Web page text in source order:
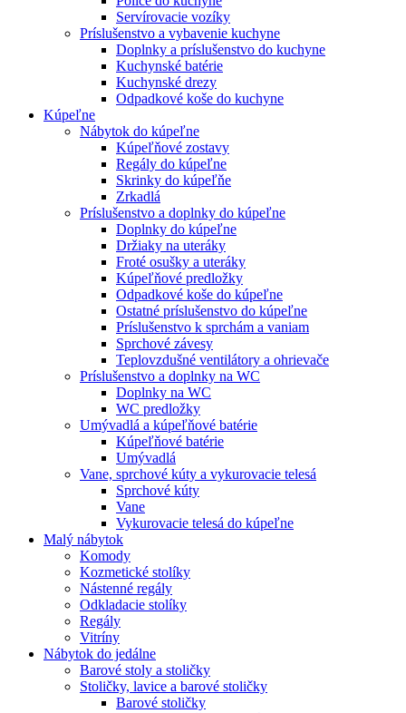
Servírovacie vozíky
Príslušenstvo a vybavenie kuchyne
Doplnky a príslušenstvo do kuchyne
Kuchynské batérie
Kuchynské drezy
Odpadkové koše do kuchyne
Kúpeľne
Nábytok do kúpeľne
Kúpeľňové zostavy
Regály do kúpeľne
Skrinky do kúpeľňe
Zrkadlá
Príslušenstvo a doplnky do kúpeľne
Doplnky do kúpeľne
Držiaky na uteráky
Froté osušky a uteráky
Kúpeľňové predložky
Odpadkové koše do kúpeľne
Ostatné príslušenstvo do kúpeľne
Príslušenstvo k sprchám a vaniam
Sprchové závesy
Teplovzdušné ventilátory a ohrievače
Príslušenstvo a doplnky na WC
Doplnky na WC
WC predložky
Umývadlá a kúpeľňové batérie
Kúpeľňové batérie
Umývadlá
Vane, sprchové kúty a vykurovacie telesá
Sprchové kúty
Vane
Vykurovacie telesá do kúpeľne
Malý nábytok
Komody
Kozmetické stolíky
Nástenné regály
Odkladacie stolíky
Regály
Vitríny
Nábytok do jedálne
Barové stoly a stoličky
Stoličky, lavice a barové stoličky
Barové stoličky